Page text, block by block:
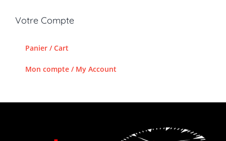
Votre Compte
Panier / Cart
Mon compte / My Account